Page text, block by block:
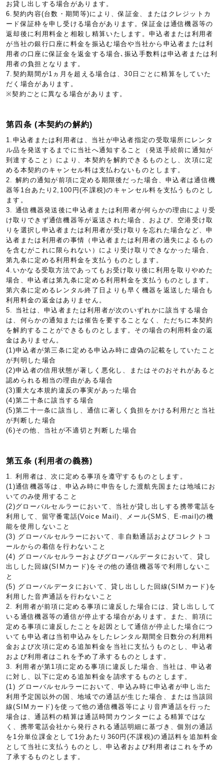
お貸し出しする場合があります。
6.契約内容(台数・期間等)により、保証金、またはクレジットカ
ード保証枠を申し受ける場合があります。保証金は通信機器等の
返却後に利用料金と相殺し精算いたします。申込者または利用者
が当社の銀行口座に料金を振込む場合や当社から申込者または利
用者の口座に保証金を返金する場合､振込手数料は申込者または利
用者の負担となります。
7.契約期間が1ヵ月を超える場合は、30日ごとに精算をしていた
だく場合があります。
※契約ごとに異なる場合があります。
第四条 (本契約の解約)
1.申込者または利用者は、当社が申込者指定の受取場所にレンタ
ル品を発送するまでに当社へ通知すること（発送手続前に通知が
到達すること）により、本契約を解約できるものとし、次項に定
める本契約のキャンセル料は支払わないものとします。
2. 解約の通知が前項に定める期限後だった場合、申込者は通信機
器等1台あたり2,100円(不課税)のキャンセル料を支払うものとし
ます。
3. 通信機器発送後に申込者または利用者が何らかの理由により受
け取りできず通信機器等が返送された場合、および、空港受け取
りを選択し申込者または利用者が受け取りを忘れた場合など、申
込者または利用者の事情（申込者または利用者の過失によるもの
を含むがこれに限られない）により受け取りできなかった場合、
第九条に定める利用料金を支払うものとします。
4.いかなる受取方法であってもお受け取り後に利用を取りやめた
場合、申込者は第九条に定める利用料金を支払うものとします。
第六条に定めるレンタル終了日よりも早く機器を返送した場合も
利用料金の返金はありません。
5. 当社は、申込者または利用者が次のいずれかに該当する場合
は、何らかの通知または催告を要することなく、ただちに本契約
を解約することができるものとします。その場合の利用料金の返
金はありません。
(1)申込者が第三条に定める申込み時に虚偽の記載をしていたこと
が判明した場合
(2)申込者の信用状態が著しく悪化し、またはそのおそれがあると
認められる相当の理由がある場合
(3)重大な本規約違反の事実があった場合
(4)第二十条に該当する場合
(5)第二十一条に該当し、通信に著しく負担をかける利用だと当社
が判断した場合
(6)その他、当社が不適切と判断した場合
第五条 (利用者の義務)
1. 利用者は、次に定める事項を遵守するものとします。
(1)通信機器等は、申込み時に申告をした渡航先国または地域にお
いてのみ使用すること
(2)グローバルセルラーにおいて、当社が貸し出しする携帯電話を
利用して、留守番電話(Voice Mail)、メール(SMS、E-mail)の機
能を使用しないこと
(3) グローバルセルラーにおいて、非自動通話およびコレクトコ
ールからの着信を行わないこと
(4) グローバルセルラーおよびグローバルデータにおいて、貸し
出しした回線(SIMカード)をその他の通信機器等で利用しないこ
と
(5) グローバルデータにおいて、貸し出しした回線(SIMカード)を
利用した音声通話を行わないこと
2. 利用者が前項に定める事項に違反した場合には、貸し出しして
いる通信機器等の通信が停止する場合があります。また、前項に
定める事項に違反したことを起因として通信が停止した場合につ
いても申込者は当初申込みをしたレンタル期間全日数分の利用料
金および次項に定める追加料金を当社に支払うものとし、申込者
および利用者はこれを予め了承するものとします。
3. 利用者が第1項に定める事項に違反した場合、当社は、申込者
に対し、以下に定める追加料金を請求するものとします。
(1) グローバルセルラーにおいて、申込み時に申込者が申し出た
利用予定国以外の国、地域での通話が生じた場合、または当該回
線(SIMカード)を使って他の通信機器等により音声通話を行った
場合は、通話料の精算は通話時間カウンターによる精算ではな
く、携帯電話会社から発行される通話明細に基づき、個別の通話
を1分単位課金として1分あたり360円(不課税)の通話料を追加料金
として当社に支払うものとし、申込者および利用者はこれを予め
了承するものとします。